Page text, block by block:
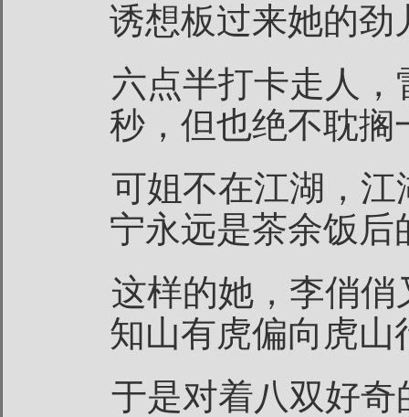
诱想板过来她的劲
六点半打卡走人
秒，但也绝不耽搁
可姐不在江湖，
宁永远是茶余饭后
这样的她，李俏
知山有虎偏向虎山
于是对着八双好